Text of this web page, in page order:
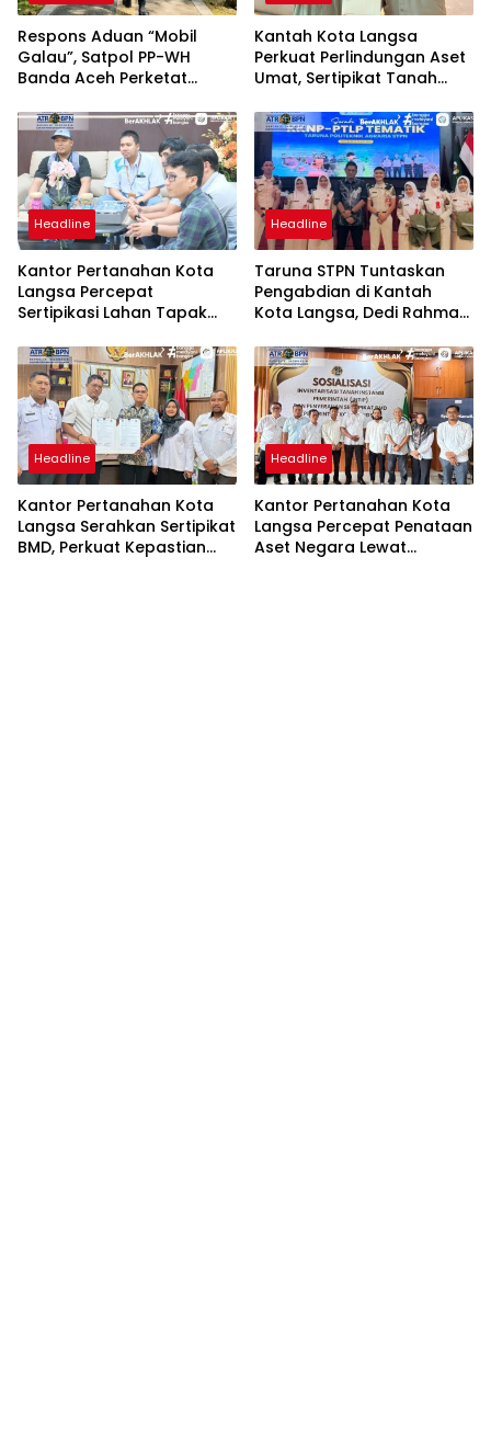
Respons Aduan “Mobil
Galau”, Satpol PP-WH
Banda Aceh Perketat
Tibang
Kantah Kota Langsa
Perkuat Perlindungan Aset
Umat, Sertipikat Tanah
Gampong Karang Anyar
Headline
Kantor Pertanahan Kota
Langsa Percepat
Sertipikasi Lahan Tapak
Pengamanan Aset
Strategis Negara
Headline
Taruna STPN Tuntaskan
Pengabdian di Kantah
Kota Langsa, Dedi Rahmat
untuk Pelayanan
Pertanahan
Headline
Kantor Pertanahan Kota
Langsa Serahkan Sertipikat
BMD, Perkuat Kepastian
Headline
Kantor Pertanahan Kota
Langsa Percepat Penataan
Aset Negara Lewat